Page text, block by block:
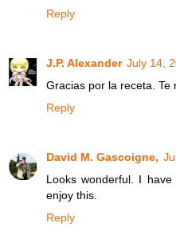
Reply
J.P. Alexander July 14,
Gracias por la receta. Te
Reply
David M. Gascoigne,
Looks wonderful. I
enjoy this.
Reply